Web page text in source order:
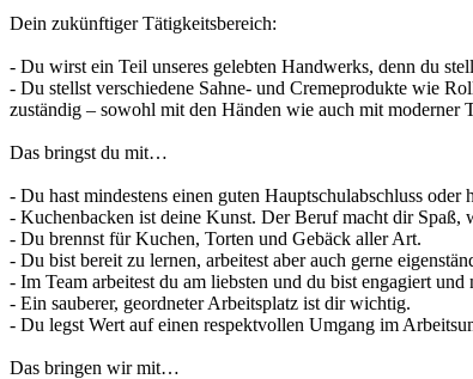
Dein zukünftiger Tätigkeitsbereich:
- Du wirst ein Teil unseres gelebten Handwerks, denn du
- Du stellst verschiedene Sahne- und Cremeprodukte wie
zuständig – sowohl mit den Händen wie auch mit moderner
Das bringst du mit…
- Du hast mindestens einen guten Hauptschulabschluss oder
- Kuchenbacken ist deine Kunst. Der Beruf macht dir Spaß,
- Du brennst für Kuchen, Torten und Gebäck aller Art.
- Du bist bereit zu lernen, arbeitest aber auch gerne
- Im Team arbeitest du am liebsten und du bist engagiert und
- Ein sauberer, geordneter Arbeitsplatz ist dir wichtig.
- Du legst Wert auf einen respektvollen Umgang im
Das bringen wir mit…